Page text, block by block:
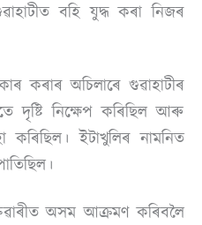
বহি যুদ্ধ কৰা নিজৰ
কৰাৰ অচিলাৰে গুৱাহাটীৰ
দৃষ্টি নিক্ষেপ কৰিছিল আৰু
কৰিছিল। ইটাখুলিৰ নামনিত
অসম আক্ৰমণ কৰিবলৈ